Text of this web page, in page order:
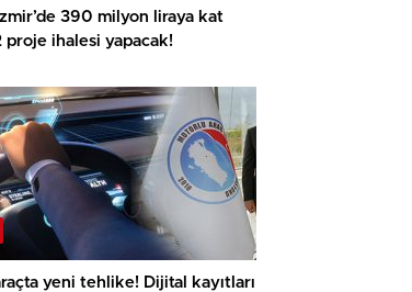
390 milyon liraya kat
proje ihalesi yapacak!
yeni tehlike! Dijital kayıtları